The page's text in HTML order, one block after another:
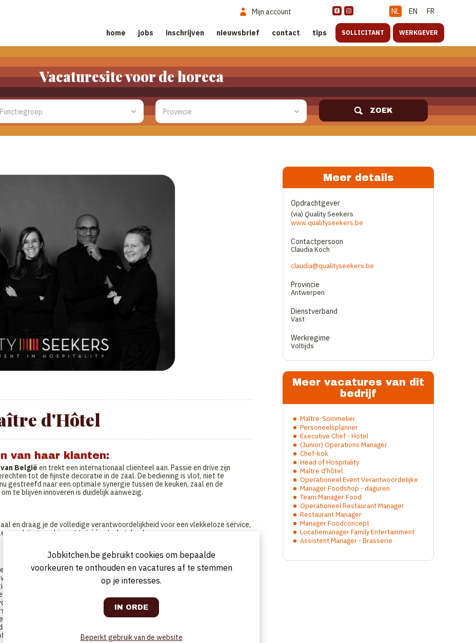
NL EN FR
Mijn account
home jobs inschrijven nieuwsbrief contact tips SOLLICITANT WERKGEVER
Vacaturesite voor de horeca
ZOEK
d'Hôtel
van haar klanten:
België en trekt een internationaal cliënteel aan. Passie en drive zijn
tot de fijnste decoratie in de zaal. De bediening is vlot, niet te
gestreefd naar een optimale synergie tussen de keuken, zaal en de
te blijven innoveren is duidelijk aanwezig.
en draag je de volledige verantwoordelijkheid voor een vlekkeloze service,
opvolging combineert tot één sterk geheel.
en het gezicht van het restaurant
serviceflow
en timing
van uitzonderingen
van de zaalwerking
operationele structuur
in hun ontwikkeling
mise-en-place en bediening)
Meer details
Opdrachtgever
(via) Quality Seekers
www.qualityseekers.be
Contactpersoon
Claudia Koch
claudia@qualityseekers.be
Provincie
Antwerpen
Dienstverband
Vast
Werkregime
Voltijds
Meer vacatures van dit
bedrijf
Maître-Sommelier
Personeelsplanner
Executive Chef - Hotel
(Junior) Operations Manager
Chef-kok
Head of Hospitality
Maître d'hôtel
Operationeel Event Verantwoordelijke
Manager Foodshop - daguren
Team Manager Food
Operationeel Restaurant Manager
Restaurant Manager
Manager Foodconcept
Locatiemanager Family Entertainment
Assistent Manager - Brasserie
Jobkitchen.be gebruikt cookies om bepaalde
voorkeuren te onthouden en vacatures af te stemmen
op je interesses.
Beperkt gebruik van de website